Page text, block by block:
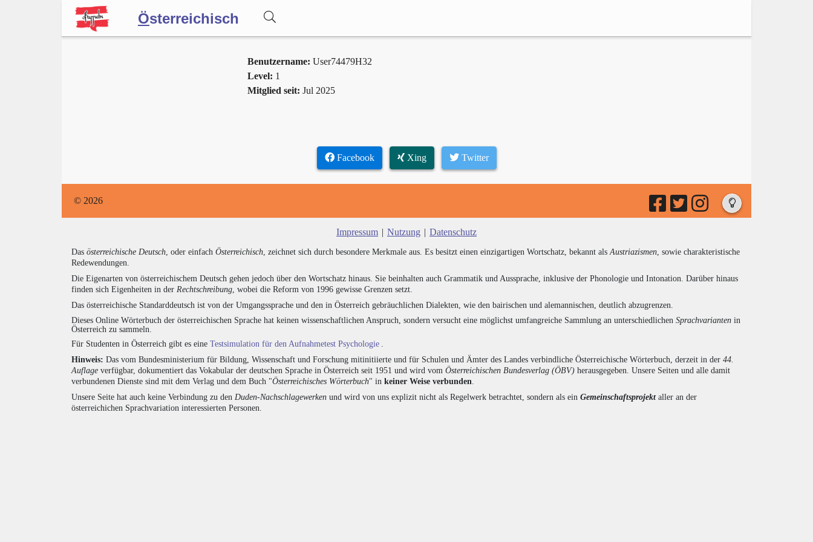
Österreichisch
Benutzername: User74479H32
Level: 1
Mitglied seit: Jul 2025
Facebook Xing Twitter
© 2026
Impressum | Nutzung | Datenschutz
Das österreichische Deutsch , oder einfach Österreichisch , zeichnet sich durch besondere Merkmale aus. Es besitzt einen einzigartigen Wortschatz, bekannt als Austriazismen , sowie charakteristische
Redewendungen.
Die Eigenarten von österreichischem Deutsch gehen jedoch über den Wortschatz hinaus. Sie beinhalten auch Grammatik und Aussprache, inklusive der Phonologie und Intonation. Darüber hinaus
finden sich Eigenheiten in der Rechtschreibung , wobei die Reform von 1996 gewisse Grenzen setzt.
Das österreichische Standarddeutsch ist von der Umgangssprache und den in Österreich gebräuchlichen Dialekten, wie den bairischen und alemannischen, deutlich abzugrenzen.
Dieses Online Wörterbuch der österreichischen Sprache hat keinen wissenschaftlichen Anspruch, sondern versucht eine möglichst umfangreiche Sammlung an unterschiedlichen Sprachvarianten in
Österreich zu sammeln.
Für Studenten in Österreich gibt es eine Testsimulation für den Aufnahmetest Psychologie
Hinweis: Das vom Bundesministerium für Bildung, Wissenschaft und Forschung mitinitiierte und für Schulen und Ämter des Landes verbindliche Österreichische Wörterbuch, derzeit in der 44.
Auflage verfügbar, dokumentiert das Vokabular der deutschen Sprache in Österreich seit 1951 und wird vom Österreichischen Bundesverlag (ÖBV) herausgegeben. Unsere Seiten und alle damit
verbundenen Dienste sind mit dem Verlag und dem Buch "Österreichisches Wörterbuch" in keiner Weise verbunden
Unsere Seite hat auch keine Verbindung zu den Duden-Nachschlagewerken und wird von uns explizit nicht als Regelwerk betrachtet, sondern als ein Gemeinschaftsprojektaller an der
österreichichen Sprachvariation interessierten Personen.